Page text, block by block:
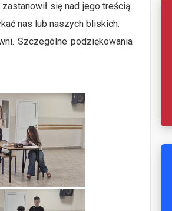
się nad jego treścią.
nas lub naszych bliskich.
Szczególne podziękowania